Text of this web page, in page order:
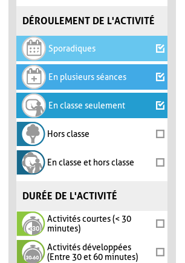
DÉROULEMENT DE L'ACTIVITÉ
Sporadiques
En plusieurs séances
En classe seulement
Hors classe
En classe et hors classe
DURÉE DE L'ACTIVITÉ
Activités courtes (< 30
minutes)
Activités développées
(Entre 30 et 60 minutes)